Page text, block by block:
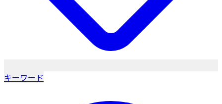
キーワード